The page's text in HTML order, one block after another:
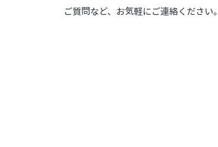
ご質問など、お気軽にご連絡ください。